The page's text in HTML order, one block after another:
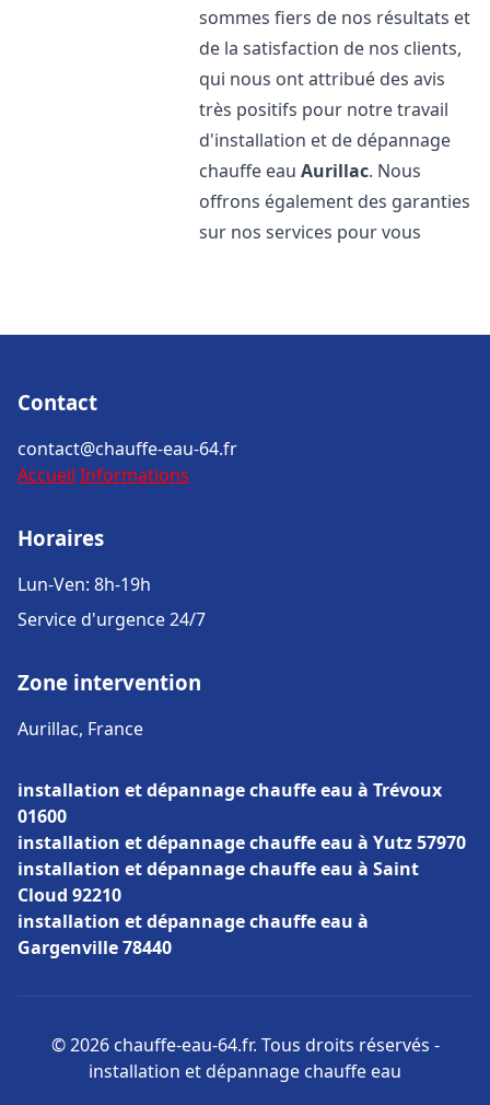
sommes fiers de nos résultats et
de la satisfaction de nos clients,
qui nous ont attribué des avis
très positifs pour notre travail
d'installation et de dépannage
chauffe eauAurillac. Nous
offrons également des garanties
sur nos services pour vous
Contact
contact@chauffe-eau-64.fr
Accueil Informations
Horaires
Lun-Ven: 8h-19h
Service d'urgence 24/7
Zone intervention
Aurillac, France
installation et dépannage chauffe eau à Trévoux
01600
installation et dépannage chauffe eau à Yutz 57970
installation et dépannage chauffe eau à Saint
Cloud 92210
installation et dépannage chauffe eau à
Gargenville 78440
© 2026 chauffe-eau-64.fr. Tous droits réservés -
installation et dépannage chauffe eau